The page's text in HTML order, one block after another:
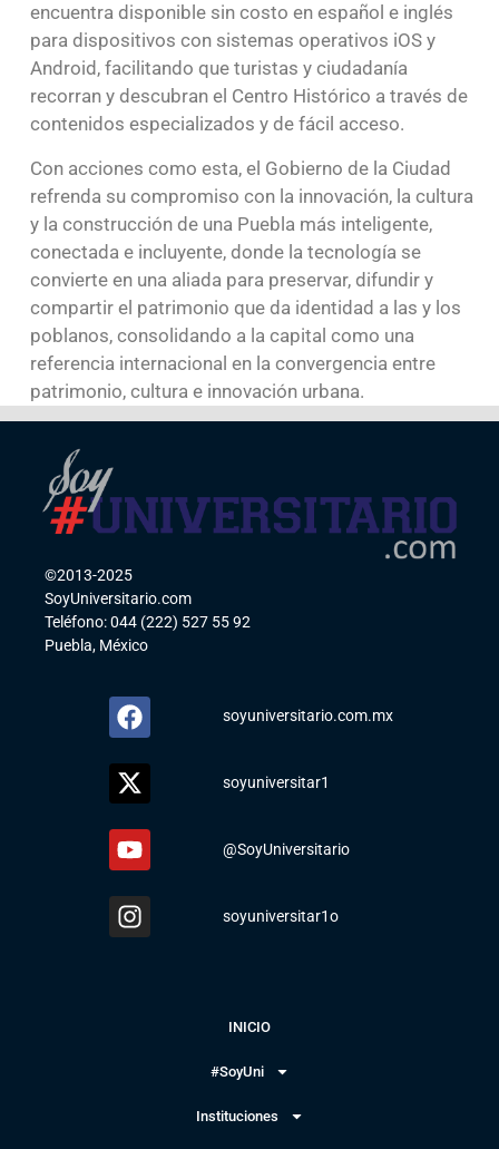
encuentra disponible sin costo en español e inglés
para dispositivos con sistemas operativos iOS y
Android, facilitando que turistas y ciudadanía
recorran y descubran el Centro Histórico a través de
contenidos especializados y de fácil acceso.
Con acciones como esta, el Gobierno de la Ciudad
refrenda su compromiso con la innovación, la cultura
y la construcción de una Puebla más inteligente,
conectada e incluyente, donde la tecnología se
convierte en una aliada para preservar, difundir y
compartir el patrimonio que da identidad a las y los
poblanos, consolidando a la capital como una
referencia internacional en la convergencia entre
patrimonio, cultura e innovación urbana.
©2013-2025
SoyUniversitario.com
Teléfono: 044 (222) 527 55 92
Puebla, México
soyuniversitario.com.mx
soyuniversitar1
@SoyUniversitario
soyuniversitar1o
INICIO
#SoyUni
Instituciones